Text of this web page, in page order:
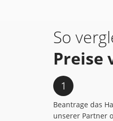
So
Preise
Beantrage das
unserer Partner